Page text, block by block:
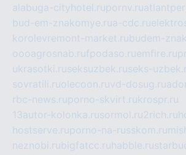
alabuga-cityhotel.rupornv.ru
bud-em-znakomye.rua-cdc.ru
korolevremont-market.rubudem-
oooagrosnab.rufpodaso.ruemfire.ru
ukrasotki.ruseksuzbek.ruseks-
sovratili.ruolecoon.ruvd-dosug.ru
rbc-news.ruporno-skvirt.rukrospr.ru
13autor-kolonka.rusormol.ru2rich.ru
hostserve.ruporno-na-russkom.ru
neznobi.rubigfatcc.ru habble.ru